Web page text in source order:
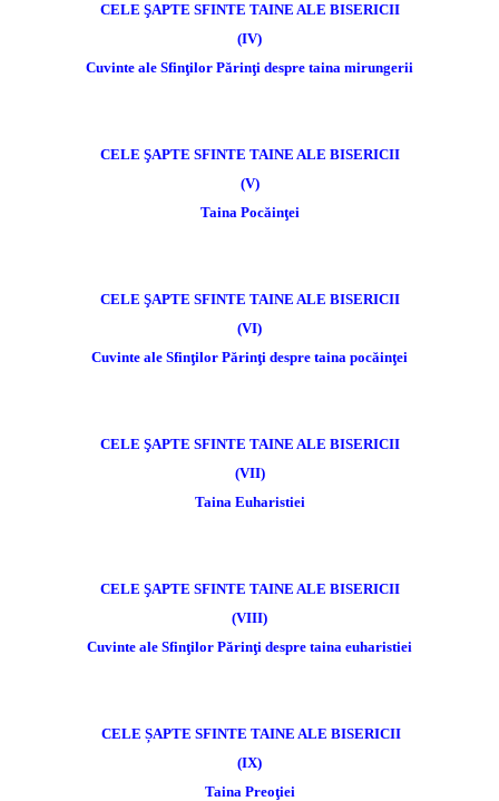
CELE ŞAPTE SFINTE TAINE ALE BISERICII
(IV)
Cuvinte ale Sfinţilor Părinţi despre taina mirungerii
CELE ŞAPTE SFINTE TAINE ALE BISERICII
(V)
Taina Pocăinţei
CELE ŞAPTE SFINTE TAINE ALE BISERICII
(VI)
Cuvinte ale Sfinţilor Părinţi despre taina pocăinţei
CELE ŞAPTE SFINTE TAINE ALE BISERICII
(VII)
Taina Euharistiei
CELE ŞAPTE SFINTE TAINE ALE BISERICII
(VIII)
Cuvinte ale Sfinţilor Părinţi despre taina euharistiei
CELE ȘAPTE SFINTE TAINE ALE BISERICII
(IX)
Taina Preoţiei